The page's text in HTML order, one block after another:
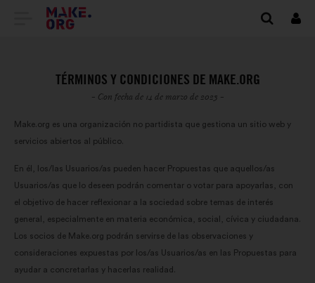
IR
LA
PÁGINA
DE
DE
MAKE.ORG
TÉRMINOS Y CONDICIONES DE MAKE.ORG
- Con fecha de 14 de marzo de 2023 -
Make.org es una organización no partidista que gestiona un sitio web y
servicios abiertos al público.
En él, los/las Usuarios/as pueden hacer Propuestas que aquellos/as
Usuarios/as que lo deseen podrán comentar o votar para apoyarlas, con
el objetivo de hacer reflexionar a la sociedad sobre temas de interés
general, especialmente en materia económica, social, cívica y ciudadana.
Los socios de Make.org podrán servirse de las observaciones y
consideraciones expuestas por los/as Usuarios/as en las Propuestas para
ayudar a concretarlas y hacerlas realidad.